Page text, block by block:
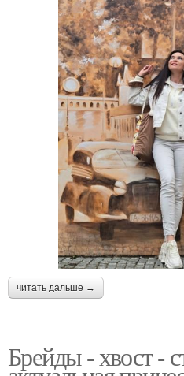
читать дальше →
Брейды - хвост -